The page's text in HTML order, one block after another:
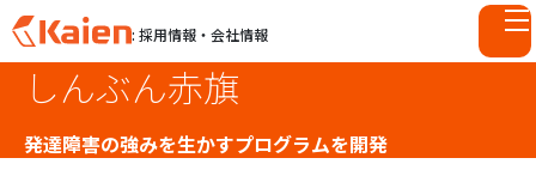
p
: 採用情報・会社情報
しんぶん赤旗
発達障害の強みを生かすプログラムを開発